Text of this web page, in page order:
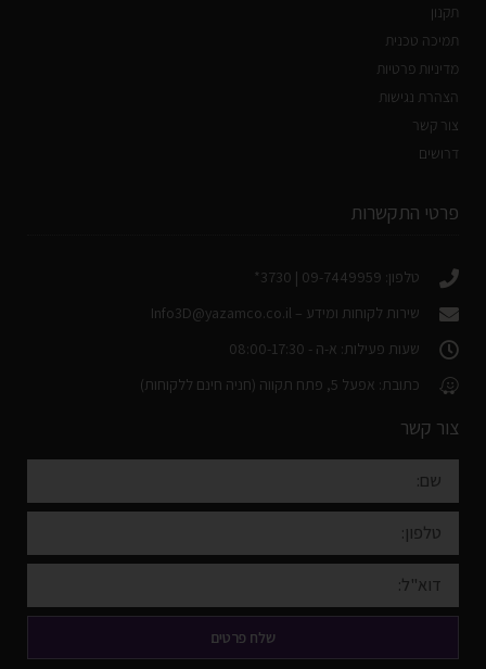
תקנון
תמיכה טכנית
מדיניות פרטיות
הצהרת נגישות
צור קשר
דרושים
פרטי התקשרות
טלפון: 09-7449959 | 3730*
שירות לקוחות ומידע – Info3D@yazamco.co.il
שעות פעילות: א-ה - 08:00-17:30
כתובת: אפעל 5, פתח תקווה (חניה חינם ללקוחות)
צור קשר
שלח פרטים